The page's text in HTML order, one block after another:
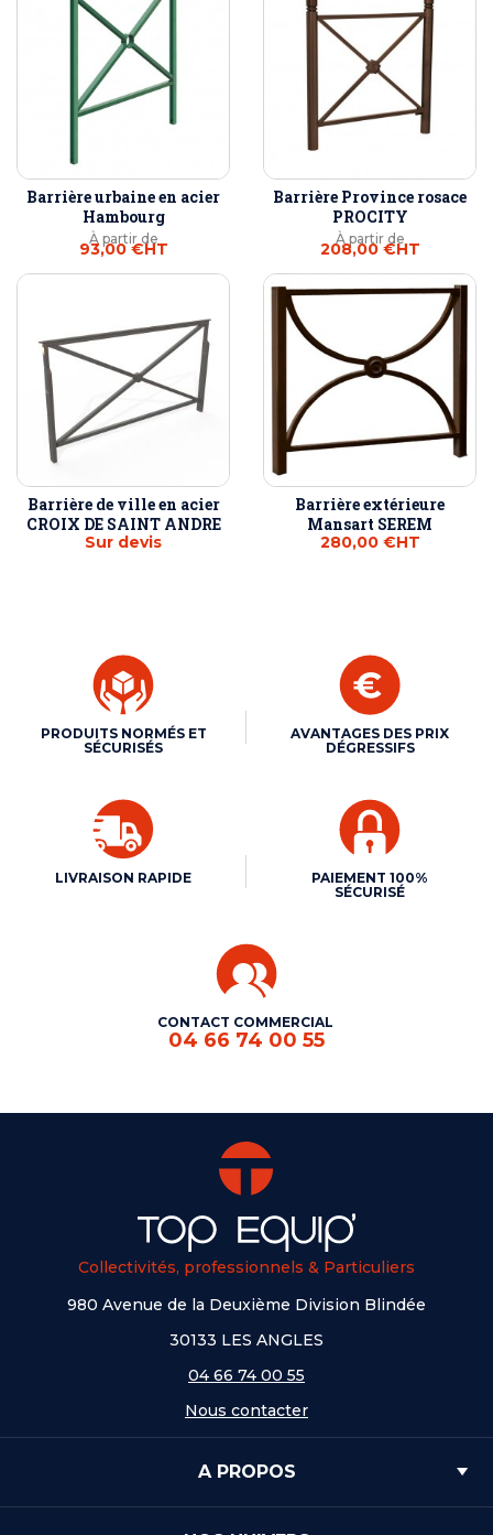
Barrière urbaine en acier
Hambourg
À partir de
93,00 €HT
Barrière Province rosace
PROCITY
À partir de
208,00 €HT
Barrière de ville en acier
CROIX DE SAINT ANDRE
Sur devis
Barrière extérieure
Mansart SEREM
280,00 €HT
PRODUITS NORMÉS ET
SÉCURISÉS
AVANTAGES DES PRIX
DÉGRESSIFS
LIVRAISON RAPIDE
PAIEMENT 100%
SÉCURISÉ
CONTACT COMMERCIAL
04 66 74 00 55
Collectivités, professionnels & Particuliers
980 Avenue de la Deuxième Division Blindée
30133 LES ANGLES
04 66 74 00 55
Nous contacter
A PROPOS